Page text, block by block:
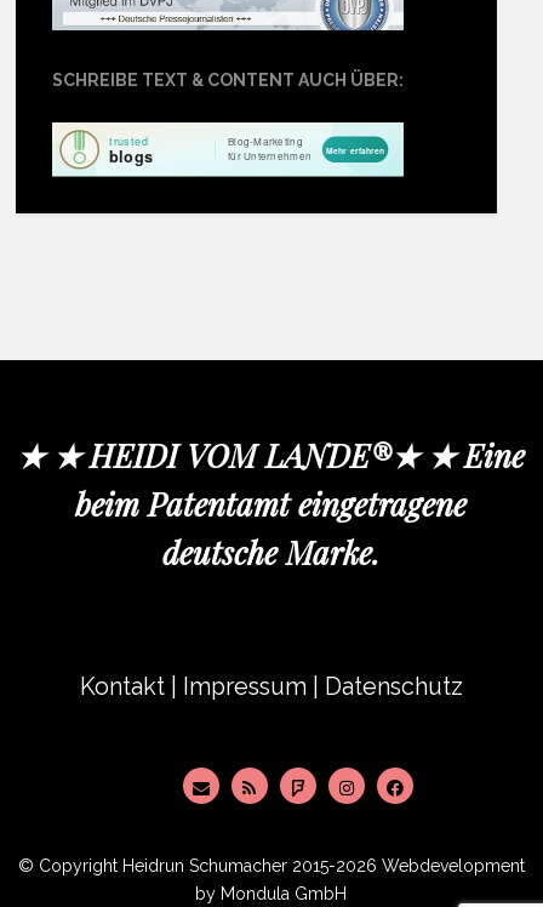
SCHREIBE TEXT & CONTENT AUCH ÜBER:
★ ★ HEIDI VOM LANDE®★ ★ Eine
beim Patentamt eingetragene
deutsche Marke.
Kontakt Impressum Datenschutz
© Copyright Heidrun Schumacher 2015-2026 Webdevelopment
by Mondula GmbH